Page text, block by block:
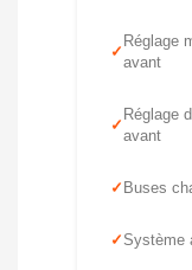
Réglage
avant
Réglage
avant
Buses
Système